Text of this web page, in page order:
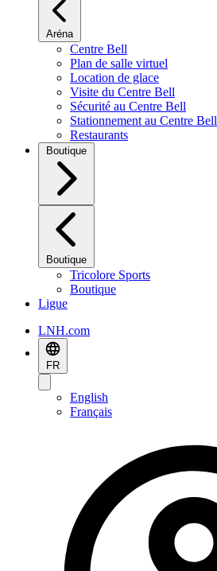
Aréna
Centre Bell
Plan de salle virtuel
Location de glace
Visite du Centre Bell
Sécurité au Centre Bell
Stationnement au Centre Bell
Restaurants
Boutique
Boutique
Tricolore Sports
Boutique
Ligue
LNH.com
FR
English
Français